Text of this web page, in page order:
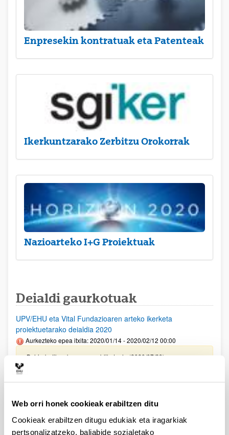
Web orri honek cookieak erabiltzen ditu
Cookieak erabiltzen ditugu edukiak eta iragarkiak
pertsonalizatzeko, baliabide sozialetako
Enpresekin kontratuak eta Patenteak
Ikerkuntzarako Zerbitzu Orokorrak
Nazioarteko I+G Proiektuak
Deialdi gaurkotuak
UPV/EHU eta Vital Fundazioaren arteko ikerketa
proiektuetarako deialdia 2020
Aurkezteko epea itxita: 2020/01/14 - 2020/02/12 00:00
Behin-betiko ebazpena publikatu da (2020/07/29)
Aurreko deialdietan laguntzarik lortu ez duten
Aurkezteko epea itxita: 2020/06/01 - 2020/06/05 00:00
Ebazpena publikatu da (2020/06/17)